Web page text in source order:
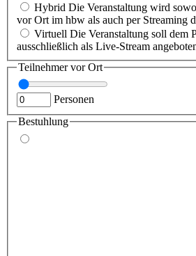
Hybrid Die Veranstaltung wird
vor Ort im hbw als auch per Streaming
Virtuell Die Veranstaltung soll dem
ausschließlich als Live-Stream
Teilnehmer vor Ort
Personen
Bestuhlung